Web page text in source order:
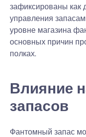
зафиксированы как
управления
уровне магазина
основных причин
полках.
Влияние
запасов
Фантомный запас